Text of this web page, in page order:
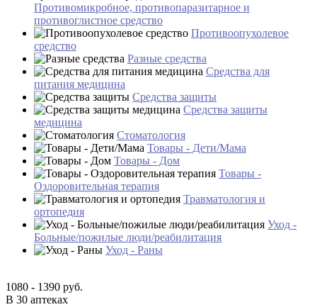
Противомикробное, противопаразитарное и
противоглистное средство
Противоопухолевое
средство
Разные средства
Средства для
питания медицина
Средства защиты
Средства защиты
медицина
Стоматология
Товары - Дети/Мама
Товары - Дом
Товары -
Оздоровительная терапия
Травматология и
ортопедия
Уход -
Больные/пожилые люди/реабилитация
Уход - Раны
1080 - 1390 руб.
В 30 аптеках